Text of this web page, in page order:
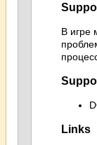
В игре
Links